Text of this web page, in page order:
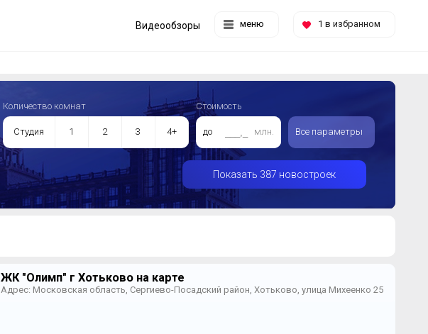
меню 1 в избранном
Видеообзоры
Количество комнат
Студия 1 2 3 4+
Стоимость
до млн. Все параметры
Показать 387 новостроек
ЖК "Олимп" г Хотьково на карте
Адрес: Московская область, Сергиево-Посадский район, Хотьково, улица Михеенко 25